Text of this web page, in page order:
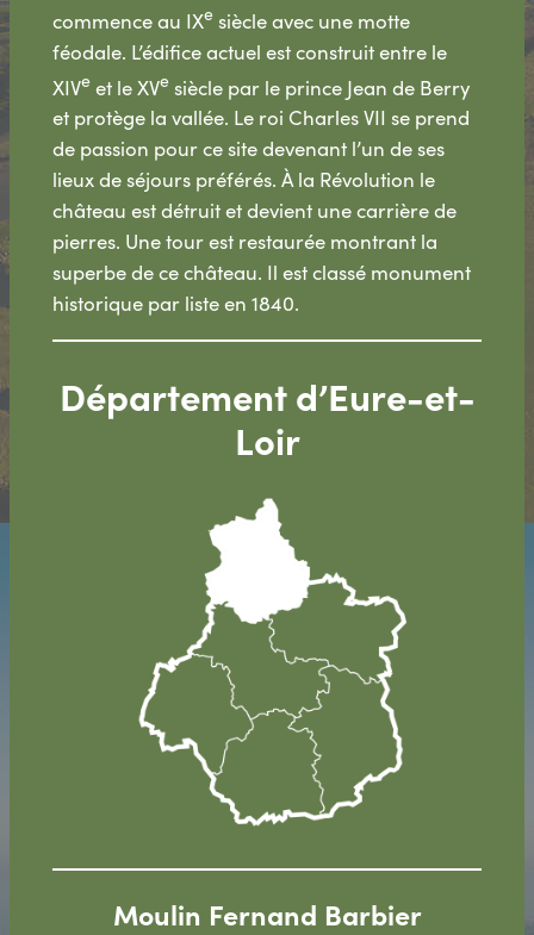
commence au IXesiècle avec une motte
féodale. L’édifice actuel est construit entre le
XIVeet le XVesiècle par le prince Jean de Berry
et protège la vallée. Le roi Charles VII se prend
de passion pour ce site devenant l’un de ses
lieux de séjours préférés. À la Révolution le
château est détruit et devient une carrière de
pierres. Une tour est restaurée montrant la
superbe de ce château. Il est classé monument
historique par liste en 1840.
Département d’Eure-et-
Loir
Moulin Fernand Barbier